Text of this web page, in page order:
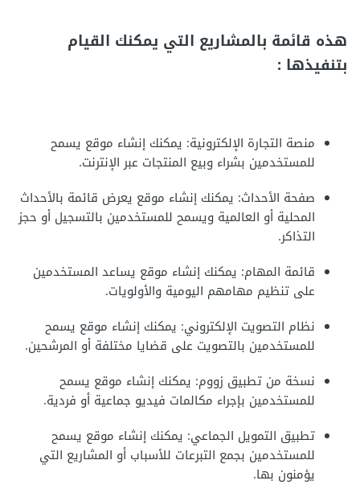
هذه قائمة بالمشاريع التي يمكنك القيام
بتنفيذها
منصة التجارة الإلكترونية: يمكنك إنشاء موقع يسمح
للمستخدمين بشراء وبيع المنتجات عبر الإنترنت.
صفحة الأحداث: يمكنك إنشاء موقع يعرض قائمة بالأحداث
المحلية أو العالمية ويسمح للمستخدمين بالتسجيل أو حجز
التذاكر.
قائمة المهام: يمكنك إنشاء موقع يساعد المستخدمين
على تنظيم مهامهم اليومية والأولويات.
نظام التصويت الإلكتروني: يمكنك إنشاء موقع يسمح
للمستخدمين بالتصويت على قضايا مختلفة أو المرشحين.
نسخة من تطبيق زووم: يمكنك إنشاء موقع يسمح
للمستخدمين بإجراء مكالمات فيديو جماعية أو فردية.
تطبيق التمويل الجماعي: يمكنك إنشاء موقع يسمح
للمستخدمين بجمع التبرعات للأسباب أو المشاريع التي
يؤمنون بها.